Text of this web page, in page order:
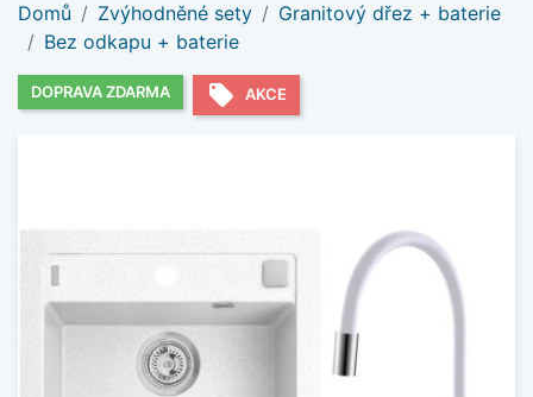
Domů Zvýhodněné sety
Granitový dřez + baterie
Bez odkapu + baterie
DOPRAVA ZDARMA local_offer AKCE